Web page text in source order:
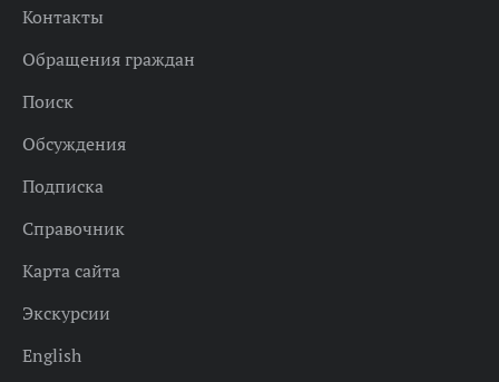
Контакты
Обращения граждан
Поиск
Обсуждения
Подписка
Справочник
Карта сайта
Экскурсии
English